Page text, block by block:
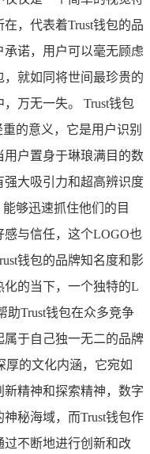
，代表着Trust钱包的品
诺，用户可以毫无顾虑
，就如同将世间最珍贵的
万无一失。 Trust钱包
的意义，它是用户识别
用户置身于琳琅满目的数
大吸引力和超高辨识度
够迅速抓住他们的目
感与信任，这个LOGO也
钱包的品牌知名度和影
化的当下，一个独特的L
助Trust钱包在众多竞争
于自己独一无二的品牌
厚的文化内涵，它宛如
精神和探索精神，数字
秘海域，而Trust钱包作
不断地进行创新和改